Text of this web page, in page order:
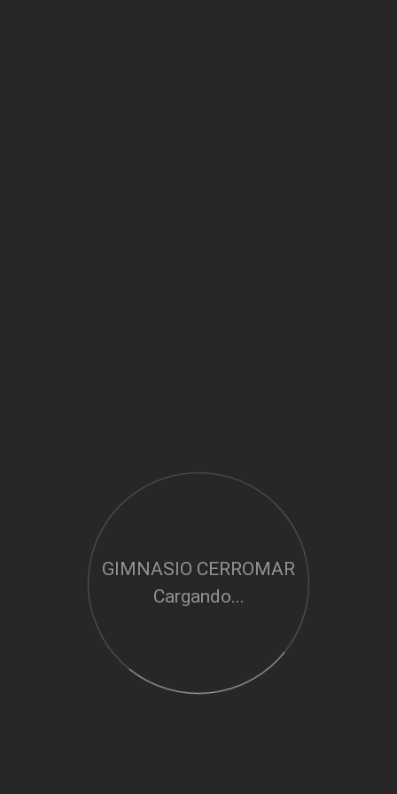
GIMNASIO CERROMAR
Cargando...